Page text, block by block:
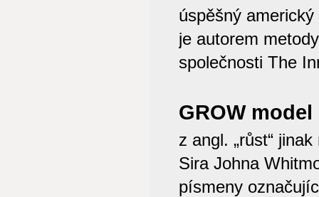
úspěšný
je autorem
společnosti The
GROW model
z angl. „růst“
Sira Johna
písmeny